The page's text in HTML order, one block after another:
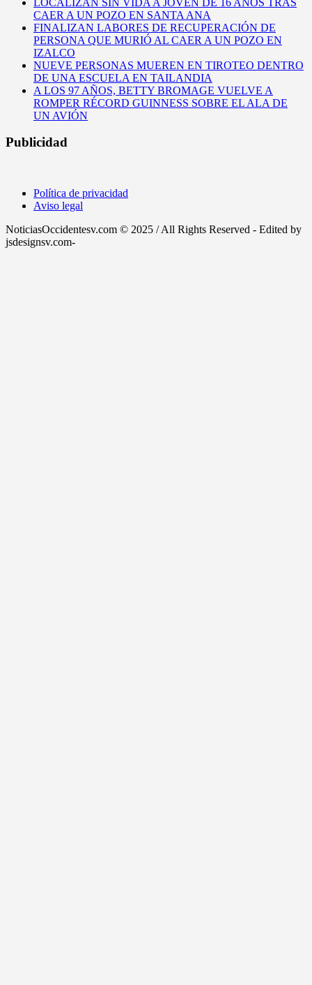
CAER A UN POZO EN SANTA ANA
FINALIZAN LABORES DE RECUPERACIÓN DE
PERSONA QUE MURIÓ AL CAER A UN POZO EN
IZALCO
NUEVE PERSONAS MUEREN EN TIROTEO DENTRO
DE UNA ESCUELA EN TAILANDIA
A LOS 97 AÑOS, BETTY BROMAGE VUELVE A
ROMPER RÉCORD GUINNESS SOBRE EL ALA DE
UN AVIÓN
Publicidad
Política de privacidad
Aviso legal
NoticiasOccidentesv.com © 2025 / All Rights Reserved - Edited by
jsdesignsv.com-